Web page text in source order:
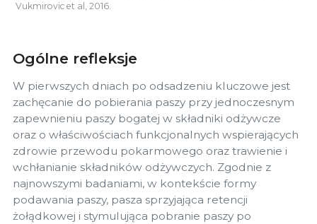
Vukmirovic et al, 2016.
Ogólne refleksje
W pierwszych dniach po odsadzeniu kluczowe jest
zachęcanie do pobierania paszy przy jednoczesnym
zapewnieniu paszy bogatej w składniki odżywcze
oraz o właściwościach funkcjonalnych wspierających
zdrowie przewodu pokarmowego oraz trawienie i
wchłanianie składników odżywczych. Zgodnie z
najnowszymi badaniami, w kontekście formy
podawania paszy, pasza sprzyjająca retencji
żołądkowej i stymulująca pobranie paszy po